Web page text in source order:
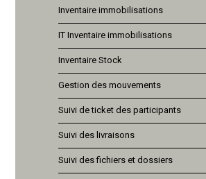
Inventaire immobilisations
IT Inventaire immobilisations
Inventaire Stock
Gestion des mouvements
Suivi de ticket des participants
Suivi des livraisons
Suivi des fichiers et dossiers